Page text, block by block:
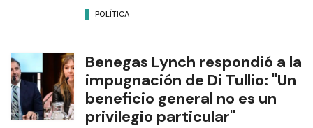
POLÍTICA
Benegas Lynch respondió a la
impugnación de Di Tullio: "Un
beneficio general no es un
privilegio particular"